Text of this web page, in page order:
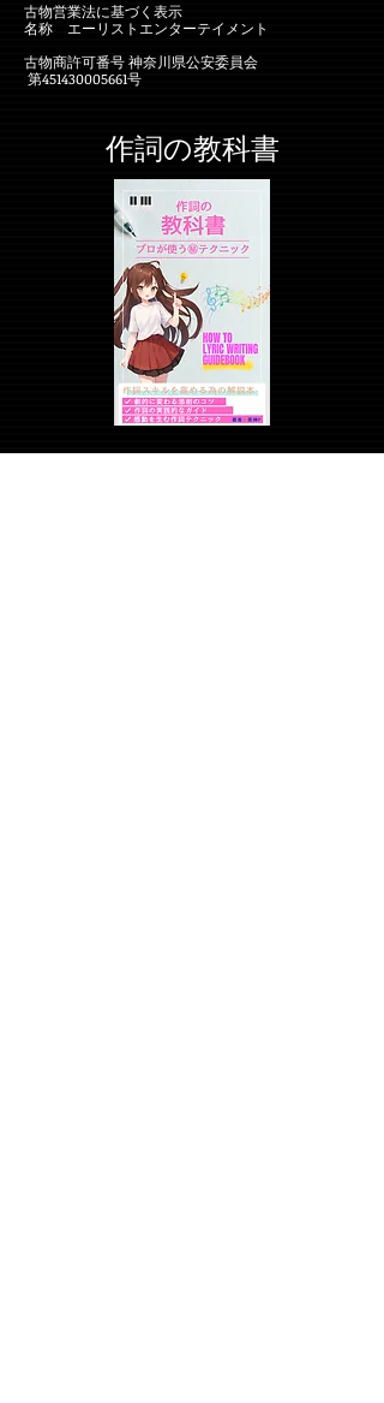
古物営業法に基づく表示
名称 エーリストエンターテイメント
古物商許可番号 神奈川県公安委員会
第451430005661号
作詞の教科書